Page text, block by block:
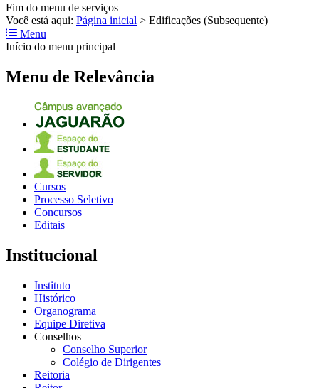
Fim do menu de serviços
Você está aqui: Página inicial > Edificações (Subsequente)
Menu
Início do menu principal
Menu de Relevância
Cursos
Processo Seletivo
Concursos
Editais
Institucional
Instituto
Histórico
Organograma
Equipe Diretiva
Conselhos
Conselho Superior
Colégio de Dirigentes
Reitoria